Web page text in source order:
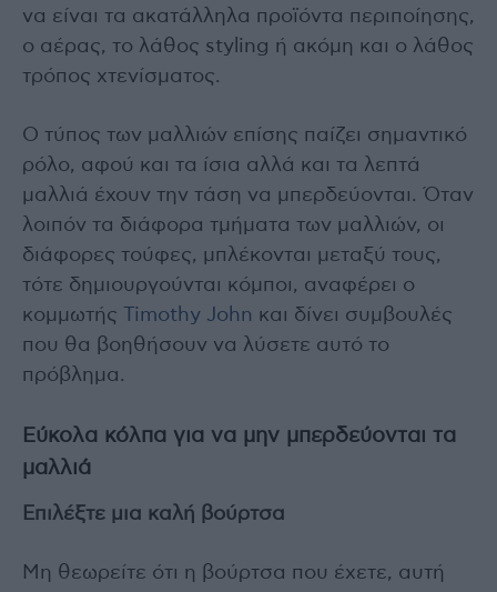
να είναι τα ακατάλληλα προϊόντα περιποίησης,
ο αέρας, το λάθος styling ή ακόμη και ο λάθος
τρόπος χτενίσματος.
Ο τύπος των μαλλιών επίσης παίζει σημαντικό
ρόλο, αφού και τα ίσια αλλά και τα λεπτά
μαλλιά έχουν την τάση να μπερδεύονται. Όταν
λοιπόν τα διάφορα τμήματα των μαλλιών, οι
διάφορες τούφες, μπλέκονται μεταξύ τους,
τότε δημιουργούνται κόμποι, αναφέρει ο
κομμωτής
Timothy John και δίνει συμβουλές
που θα βοηθήσουν να λύσετε αυτό το
πρόβλημα.
Εύκολα κόλπα για να μην μπερδεύονται τα
μαλλιά
Επιλέξτε μια καλή βούρτσα
Μη θεωρείτε ότι η βούρτσα που έχετε, αυτή